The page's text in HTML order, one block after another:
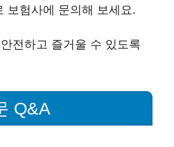
보험사에 문의해 보세요.
전하고 즐거울 수 있도록
Q&A